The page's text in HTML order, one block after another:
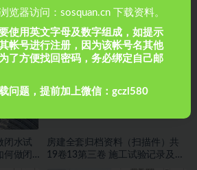
闭水试
做闭
房建全套归档资料（扫描件）共
19卷13第三卷 施工试验记录及检
览器访问：sosquan.cn 下载资料。
使用英文字母及数字组成，如提示
帐号进行注册，因为该帐号名其他
了方便找回密码，务必绑定自己邮
问题，提前加上微信：gczl580